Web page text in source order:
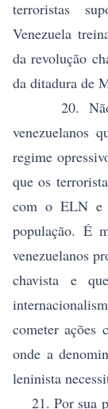
terroristas
Venezuela
da revolução
da ditadura de
20. Não
venezuelanos
regime
que os
com o ELN e
população. É
venezuelanos
chavista e
cometer ações
onde a
leninista
21. Por sua